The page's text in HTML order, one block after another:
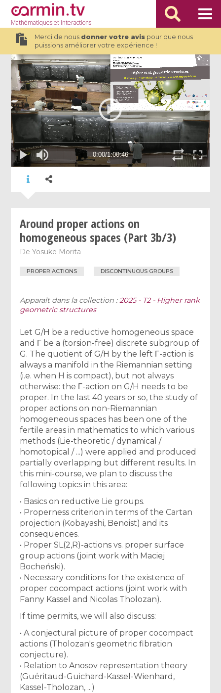
Mathématiqueset Interactions
Merci de nous donner votre avispour que nous
puissions améliorer votre expérience !
Around proper actions on
homogeneous spaces (Part 3b/3)
DeYosuke Morita
PROPER ACTIONS DISCONTINUOUS GROUPS
Apparaît dans la collection :2025 - T2 - Higher rank
geometric structures
Let G/H be a reductive homogeneous space
and Γ be a (torsion-free) discrete subgroup of
G. The quotient of G/H by the left Γ-action is
always a manifold in the Riemannian setting
(i.e. when H is compact), but not always
otherwise: the Γ-action on G/H needs to be
proper. In the last 40 years or so, the study of
proper actions on non-Riemannian
homogeneous spaces has been one of the
fertile areas in mathematics to which various
methods (Lie-theoretic / dynamical /
homotopical / ...) were applied and produced
partially overlapping but different results. In
this mini-course, we plan to discuss the
following topics in this area:
• Basics on reductive Lie groups.
• Properness criterion in terms of the Cartan
projection (Kobayashi, Benoist) and its
consequences.
• Proper SL(2,R)-actions vs. proper surface
group actions (joint work with Maciej
Bocheński).
• Necessary conditions for the existence of
proper cocompact actions (joint work with
Fanny Kassel and Nicolas Tholozan).
If time permits, we will also discuss:
• A conjectural picture of proper cocompact
actions (Tholozan's geometric fibration
conjecture).
• Relation to Anosov representation theory
(Guéritaud-Guichard-Kassel-Wienhard,
Kassel-Tholozan, ...)